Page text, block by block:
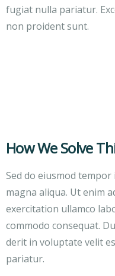
fugiat nulla pariatur.
non proident sunt.
How We Solve
Sed do eiusmod
magna aliqua. Ut enim
exercitation ullamco
commodo consequat.
derit in voluptate velit
pariatur.